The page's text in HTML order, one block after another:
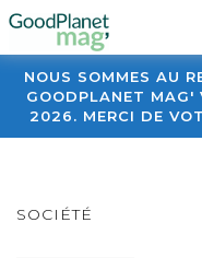
NOUS SOMMES AU
GOODPLANET MAG'
2026. MERCI DE
SOCIÉTÉ